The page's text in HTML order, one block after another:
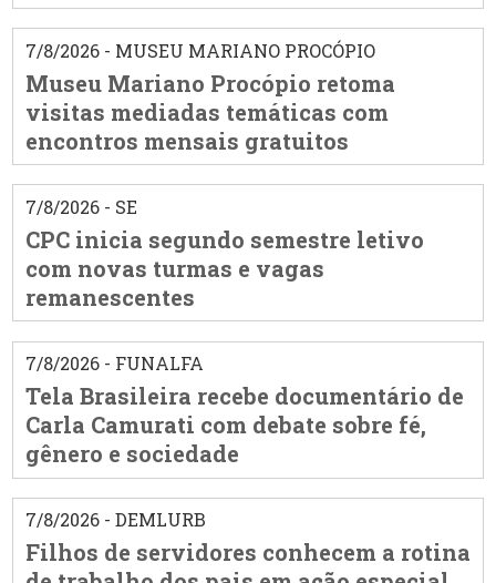
7/8/2026 - MUSEU MARIANO PROCÓPIO
Museu Mariano Procópio retoma
visitas mediadas temáticas com
encontros mensais gratuitos
7/8/2026 - SE
CPC inicia segundo semestre letivo
com novas turmas e vagas
remanescentes
7/8/2026 - FUNALFA
Tela Brasileira recebe documentário de
Carla Camurati com debate sobre fé,
gênero e sociedade
7/8/2026 - DEMLURB
Filhos de servidores conhecem a rotina